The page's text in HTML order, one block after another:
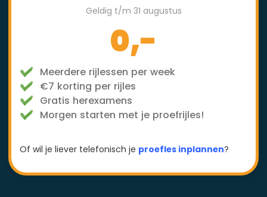
Geldig t/m 31 augustus
0,-
Meerdere rijlessen per week
€7 korting per rijles
Gratis herexamens
Morgen starten met je proefrijles!
Of wil je liever telefonisch je proefles inplannen?